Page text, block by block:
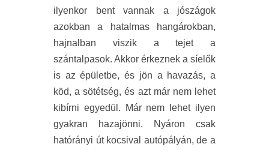
ilyenkor bent vannak a jószágok
azokban a hatalmas hangárokban,
hajnalban viszik a tejet a
szántalpasok. Akkor érkeznek a síelők
is az épületbe, és jön a havazás, a
köd, a sötétség, és azt már nem lehet
kibírni egyedül. Már nem lehet ilyen
gyakran hazajönni. Nyáron csak
hatórányi út kocsival autópályán, de a